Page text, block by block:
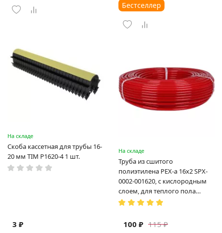
На складе
Скоба кассетная для трубы 16-
20 мм TIM P1620-4 1 шт.
3 ₽
Бестселлер
На складе
Труба из сшитого
полиэтилена PEX-a 16х2 SPX-
0002-001620, с кислородным
слоем, для теплого пола
(Испания)
115 ₽
100 ₽